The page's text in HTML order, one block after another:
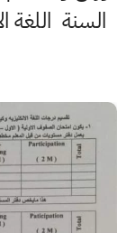
السنة اللغة